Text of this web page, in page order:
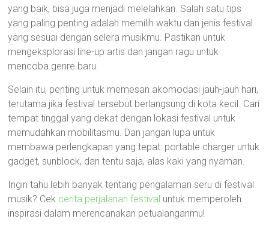
yang baik, bisa juga menjadi melelahkan. Salah satu tips
yang paling penting adalah memilih waktu dan jenis festival
yang sesuai dengan selera musikmu. Pastikan untuk
mengeksplorasi line-up artis dan jangan ragu untuk
mencoba genre baru.
Selain itu, penting untuk memesan akomodasi jauh-jauh hari,
terutama jika festival tersebut berlangsung di kota kecil. Cari
tempat tinggal yang dekat dengan lokasi festival untuk
memudahkan mobilitasmu. Dan jangan lupa untuk
membawa perlengkapan yang tepat: portable charger untuk
gadget, sunblock, dan tentu saja, alas kaki yang nyaman.
Ingin tahu lebih banyak tentang pengalaman seru di festival
musik? Cek cerita perjalanan festival untuk memperoleh
inspirasi dalam merencanakan petualanganmu!